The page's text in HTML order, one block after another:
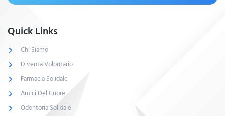
Quick Links
Chi Siamo
Diventa Volontario
Farmacia Solidale
Amici Del Cuore
Odontoria Solidale